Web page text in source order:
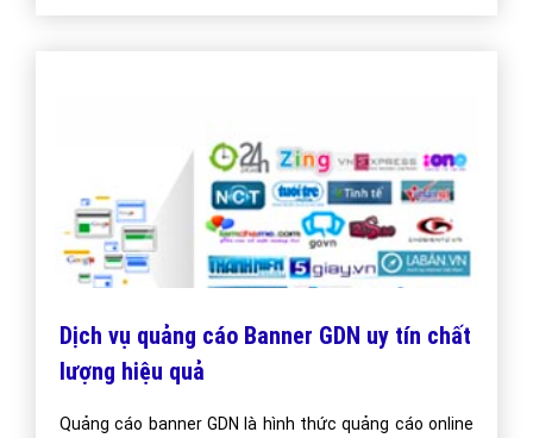
Dịch vụ quảng cáo Banner GDN uy tín chất
lượng hiệu quả
Quảng cáo banner GDN là hình thức quảng cáo online